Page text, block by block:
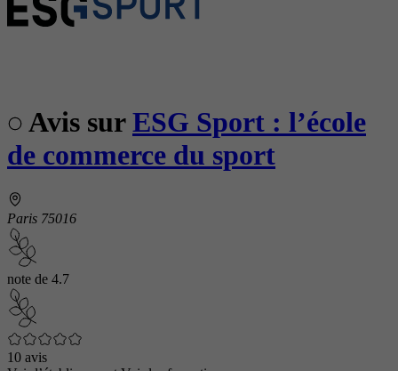
Avis surESG Sport : l’école
de commerce du sport
Paris 75016
note de 4.7
10 avis